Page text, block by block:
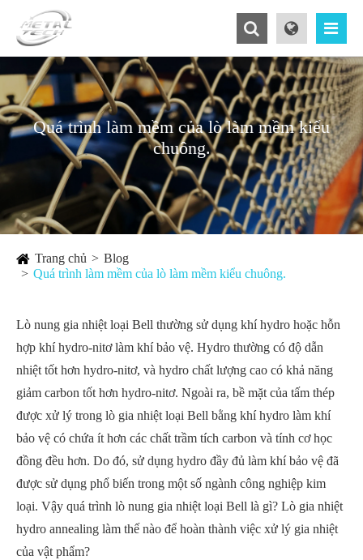
Quá trình làm mềm của lò làm mềm kiểu
chuông.
Trang chủ
Blog
Quá trình làm mềm của lò làm mềm kiểu chuông.
Lò nung gia nhiệt loại Bell thường sử dụng khí hydro hoặc hỗn
hợp khí hydro-nitơ làm khí bảo vệ. Hydro thường có độ dẫn
nhiệt tốt hơn hydro-nitơ, và hydro chất lượng cao có khả năng
giảm carbon tốt hơn hydro-nitơ. Ngoài ra, bề mặt của tấm thép
được xử lý trong lò gia nhiệt loại Bell bằng khí hydro làm khí
bảo vệ có chứa ít hơn các chất trầm tích carbon và tính cơ học
đồng đều hơn. Do đó, sử dụng hydro đầy đủ làm khí bảo vệ đã
được sử dụng phổ biến trong một số ngành công nghiệp kim
loại. Vậy quá trình lò nung gia nhiệt loại Bell là gì? Lò gia nhiệt
hydro annealing làm thế nào để hoàn thành việc xử lý gia nhiệt
của vật phẩm?